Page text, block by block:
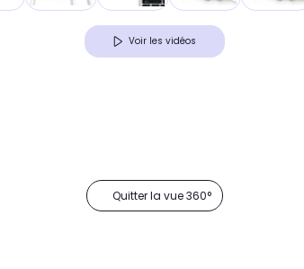
Voir les vidéos
Quitter la vue 360°